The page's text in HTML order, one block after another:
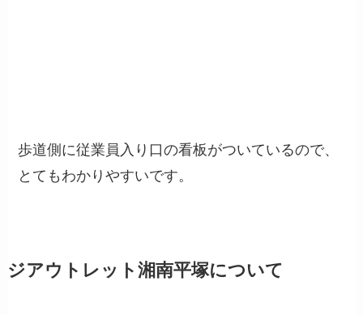
歩道側に従業員入り口の看板がついているので、
とてもわかりやすいです。
ジアウトレット湘南平塚について